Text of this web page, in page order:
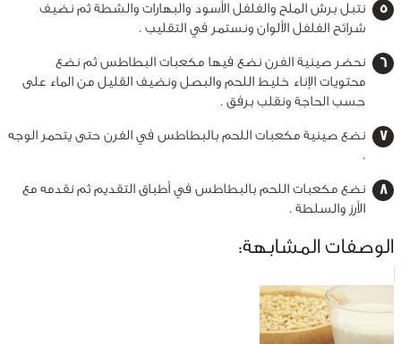
نتبل برش الملح والفلفل الأسود والبهارات والشطة ثم نضيف
شرائح الفلفل الألوان ونستمر في التقليب .
نحضر صينية الفرن نضع فيها مكعبات البطاطس ثم نضع
محتويات الإناء خليط اللحم والبصل ونضيف القليل من الماء على
حسب الحاجة ونقلب برفق .
نضع صينية مكعبات اللحم بالبطاطس في الفرن حتى يتحمر الوجه
.
نضع مكعبات اللحم بالبطاطس في أطباق التقديم ثم نقدمه مع
الأرز والسلطة .
الوصفات المشابهة: